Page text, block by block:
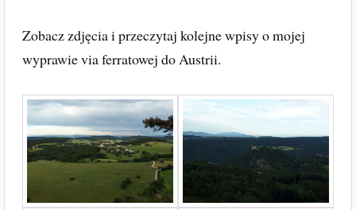
Zobacz zdjęcia i przeczytaj kolejne wpisy o mojej
wyprawie via ferratowej do Austrii.